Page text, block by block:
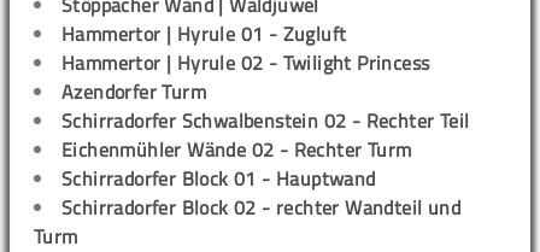
Hammertor | Hyrule 01 - Zugluft
Hammertor | Hyrule 02 - Twilight Princess
Azendorfer Turm
Schirradorfer Schwalbenstein 02 - Rechter Teil
Eichenmühler Wände 02 - Rechter Turm
Schirradorfer Block 01 - Hauptwand
Schirradorfer Block 02 - rechter Wandteil und
Turm